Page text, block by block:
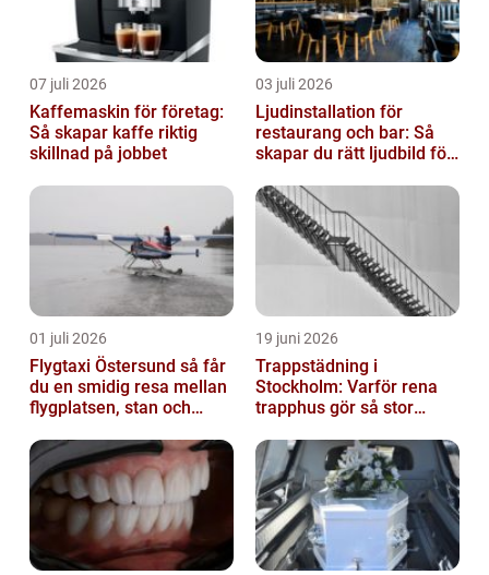
07 juli 2026
Kaffemaskin för företag:
Så skapar kaffe riktig
skillnad på jobbet
03 juli 2026
Ljudinstallation för
restaurang och bar: Så
skapar du rätt ljudbild för
01 juli 2026
Flygtaxi Östersund så får
du en smidig resa mellan
flygplatsen, stan och
19 juni 2026
Trappstädning i
Stockholm: Varför rena
trapphus gör så stor